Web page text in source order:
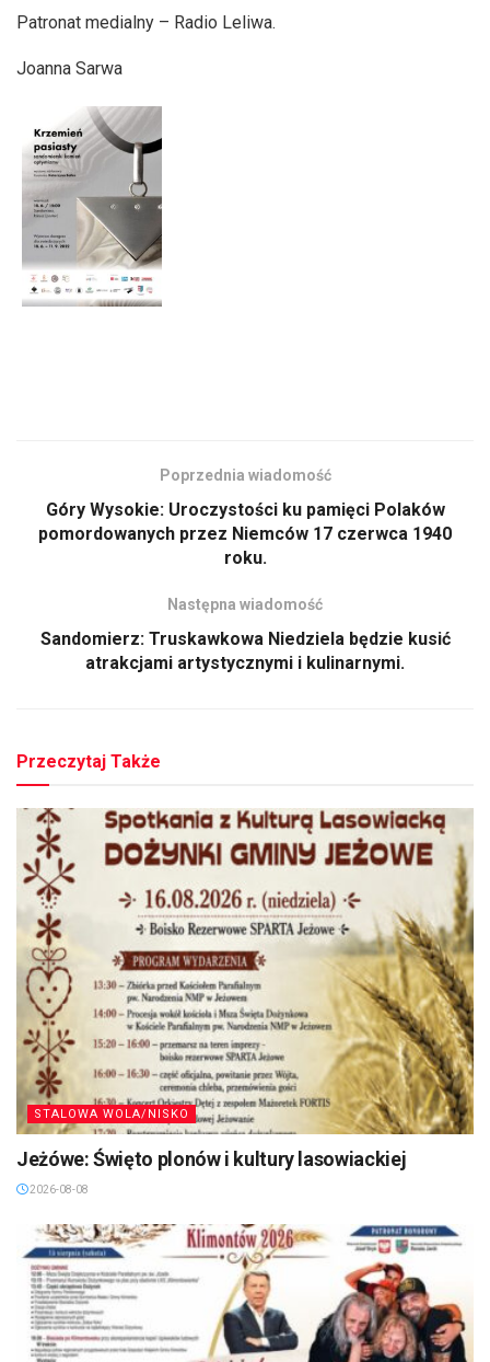
Patronat medialny – Radio Leliwa.
Joanna Sarwa
Poprzednia wiadomość
Góry Wysokie: Uroczystości ku pamięci Polaków
pomordowanych przez Niemców 17 czerwca 1940
roku.
Następna wiadomość
Sandomierz: Truskawkowa Niedziela będzie kusić
atrakcjami artystycznymi i kulinarnymi.
Przeczytaj Także
STALOWA WOLA/NISKO
Jeżówe: Święto plonów i kultury lasowiackiej
2026-08-08